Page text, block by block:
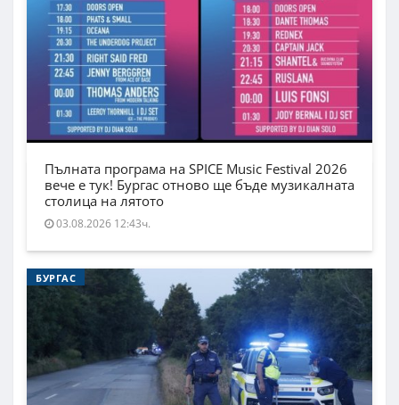
Пълната програма на SPICE Music Festival 2026
вече е тук! Бургас отново ще бъде музикалната
столица на лятото
03.08.2026 12:43ч.
БУРГАС